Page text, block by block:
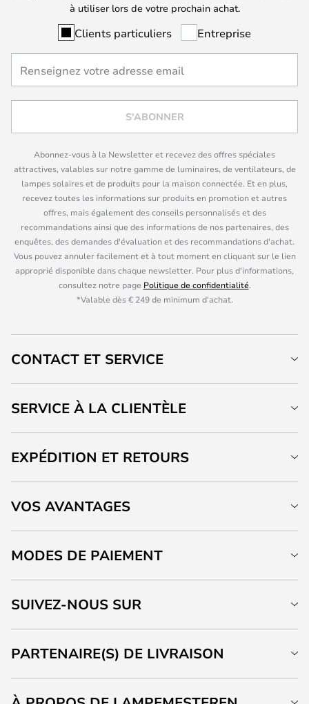
à utiliser lors de votre prochain achat.
Clients particuliers Entreprise
S'ABONNER
Abonnez-vous à la Newsletter et recevez des offres spéciales
attractives, valables sur notre gamme de luminaires, de ventilateurs, de
lampes solaires et de produits pour la maison connectée. Et en plus,
recevez toutes les informations sur produits en promotion et autres
offres, mais également des conseils personnalisés et des
recommandations ainsi que des informations de nos partenaires, des
enquêtes, des demandes d'évaluation et des recommandations d'achat.
Vous pouvez annuler facilement et à tout moment en cliquant sur le lien
approprié disponible dans chaque newsletter. Pour plus d'informations,
consultez notre page Politique de confidentialité.
*Valable dès € 249 de minimum d'achat.
CONTACT ET SERVICE
SERVICE À LA CLIENTÈLE
EXPÉDITION ET RETOURS
VOS AVANTAGES
MODES DE PAIEMENT
SUIVEZ-NOUS SUR
PARTENAIRE(S) DE LIVRAISON